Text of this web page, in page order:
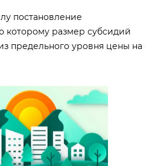
постановление
которому размер субсидий
предельного уровня цены на